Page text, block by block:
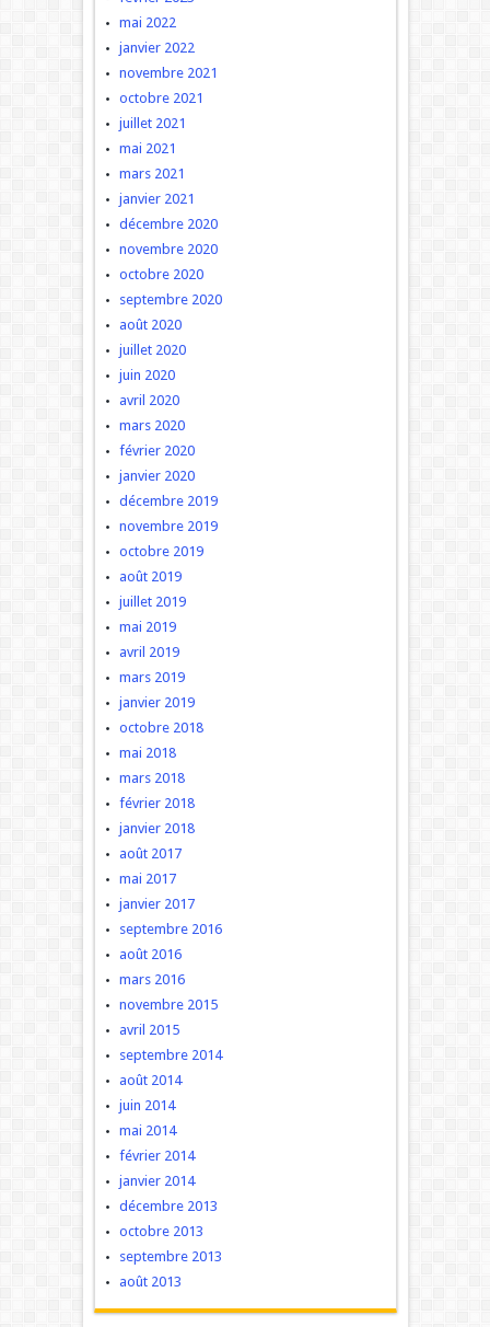
mai 2022
janvier 2022
novembre 2021
octobre 2021
juillet 2021
mai 2021
mars 2021
janvier 2021
décembre 2020
novembre 2020
octobre 2020
septembre 2020
août 2020
juillet 2020
juin 2020
avril 2020
mars 2020
février 2020
janvier 2020
décembre 2019
novembre 2019
octobre 2019
août 2019
juillet 2019
mai 2019
avril 2019
mars 2019
janvier 2019
octobre 2018
mai 2018
mars 2018
février 2018
janvier 2018
août 2017
mai 2017
janvier 2017
septembre 2016
août 2016
mars 2016
novembre 2015
avril 2015
septembre 2014
août 2014
juin 2014
mai 2014
février 2014
janvier 2014
décembre 2013
octobre 2013
septembre 2013
août 2013